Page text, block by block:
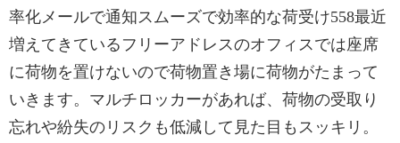
率化メールで通知スムーズで効率的な荷受け558最近
増えてきているフリーアドレスのオフィスでは座席
に荷物を置けないので荷物置き場に荷物がたまって
いきます。マルチロッカーがあれば、荷物の受取り
忘れや紛失のリスクも低減して見た目もスッキリ。